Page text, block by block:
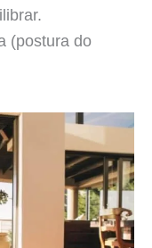
(postura do